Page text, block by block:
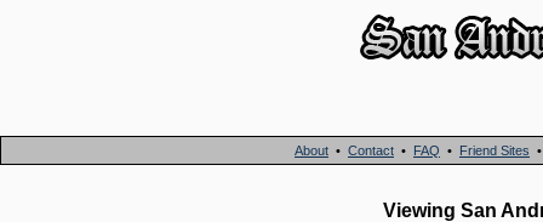
About • Contact • FAQ • Friend Sites
Viewing San